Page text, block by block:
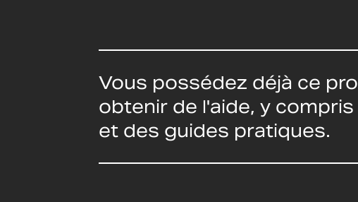
Vous possédez déjà ce
obtenir de l'aide, y
et des guides pratiques.